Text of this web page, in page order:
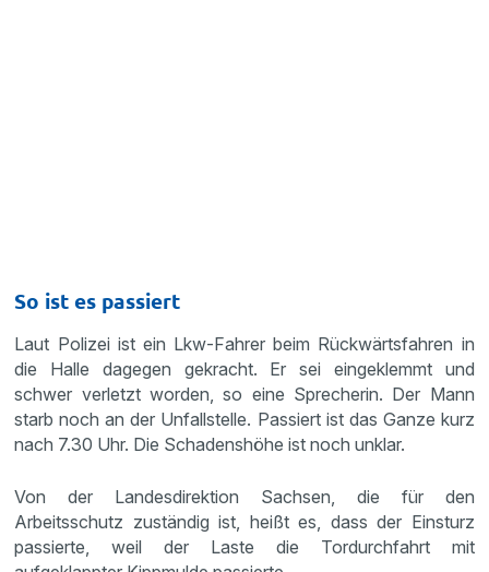
So ist es passiert
Laut Polizei ist ein Lkw-Fahrer beim Rückwärtsfahren in
die Halle dagegen gekracht. Er sei eingeklemmt und
schwer verletzt worden, so eine Sprecherin. Der Mann
starb noch an der Unfallstelle. Passiert ist das Ganze kurz
nach 7.30 Uhr. Die Schadenshöhe ist noch unklar.
Von der Landesdirektion Sachsen, die für den
Arbeitsschutz zuständig ist, heißt es, dass der Einsturz
passierte, weil der Laste die Tordurchfahrt mit